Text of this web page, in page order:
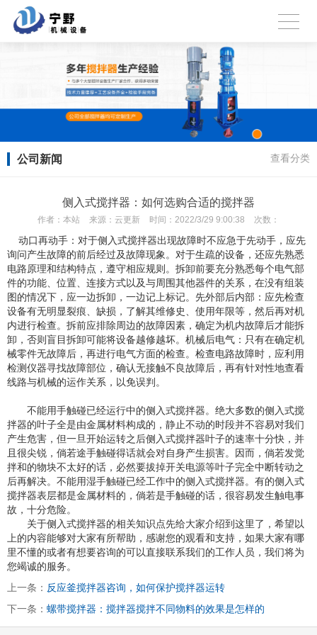
公司新闻 查看分类
侧入式搅拌器：如何选购合适的搅拌器
作者： 本站 来源： 云更新 时间： 2022/3/29 9:00:38 次数：
动口再动手：对于侧入式搅拌器出现故障时不应急于先动手，应先
询问产生故障的前后经过及故障现象。对于生疏的设备，还应先熟悉
电路原理和结构特点，遵守相应规则。拆卸前要充分熟悉每个电气部
件的功能、位置、连接方式以及与周围其他器件的关系，在没有组装
图的情况下，应一边拆卸，一边记上标记。先外部后内部：应先检查
设备有无明显裂痕、缺损，了解其维修史、使用年限等，然后再对机
内进行检查。拆前应排除周边的故障因素，确定为机内故障后才能拆
卸，否则盲目拆卸可能将设备越修越坏。机械后电气：只有在确定机
械零件无故障后，再进行电气方面的检查。检查电路故障时，应利用
检测仪器寻找故障部位，确认无接触不良故障后，再有针对性地查看
线路与机械的运作关系，以免误判。
不能用手触碰已经运行中的侧入式搅拌器。绝大多数的侧入式搅
拌器的叶子全是由金属材料构成的，静止不动的时段并不容易对我们
产生危害，但一旦开始运转之后侧入式搅拌器叶子的速率十分快，并
且很尖锐，倘若途手触碰得话就会对自身产生损害。因而，倘若发觉
拌和的物块不太好的话，必然要拔掉开关电源等叶子完全中断转动之
后再解决。不能用湿手触碰已经工作中的侧入式搅拌器。有的侧入式
搅拌器表层都是金属材料的，倘若是手触碰的话，很容易发生触电事
故，十分危险。
关于侧入式搅拌器的相关知识点先给大家介绍到这里了，希望以
上的内容能够对大家有所帮助，感谢您的观看和支持，如果大家有哪
里不懂的或者有想要咨询的可以直接联系我们的工作人员，我们将为
您竭诚的服务。
上一条： 反应釜搅拌器咨询，如何保护搅拌器运转
下一条： 螺带搅拌器：搅拌器搅拌不同物料的效果是怎样的